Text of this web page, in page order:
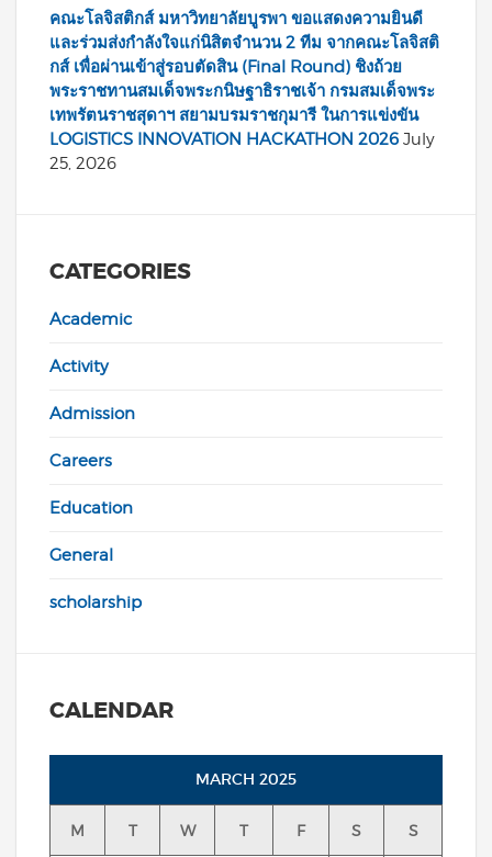
คณะโลจิสติกส์ มหาวิทยาลัยบูรพา ขอแสดงความยินดี
และร่วมส่งกำลังใจแก่นิสิตจำนวน 2 ทีม จากคณะโลจิสติ
กส์ เพื่อผ่านเข้าสู่รอบตัดสิน (Final Round) ชิงถ้วย
พระราชทานสมเด็จพระกนิษฐาธิราชเจ้า กรมสมเด็จพระ
เทพรัตนราชสุดาฯ สยามบรมราชกุมารี ในการแข่งขัน
LOGISTICS INNOVATION HACKATHON 2026 July
25, 2026
CATEGORIES
Academic
Activity
Admission
Careers
Education
General
scholarship
CALENDAR
MARCH 2025
M T W T F S S